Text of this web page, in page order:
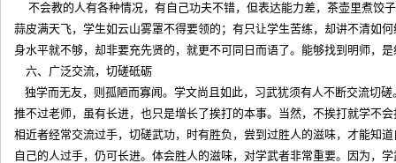
不会教的人有各种情况，有自己功夫不错，但表达能力差，茶壶里煮饺
蒜皮满天飞，学生如云山雾罩不得要领的；有只让学生苦练，却讲不清如
身水平就不够，却非要充先贤的，就更不可同日而语了。能够找到明
六、广泛交流，切磋砥砺
独学而无友，则孤陋而寡闻。学文尚且如此，习武犹须有人不断交流切
推不过老师，虽有长进，也只是增长了挨打的本事。当然，不挨打就学不
相近者经常交流过手，切磋武功，时有胜负，尝到过胜人的滋味，才能知
自己的人过手，仍可长进。体会胜人的滋味，对学武者非常重要。因为，